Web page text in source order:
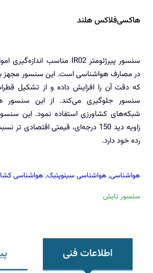
هاکسی‌فلاکس هلند
در مصارف هواشناسی است. این سنسور مجهز
که دقت آن را افزایش داده و از تشکیل
سنسور جلوگیری می‌کند. از این سنسور
شبکه‌های کشاورزی استفاده نمود. این
زاویه دید 150 درجه‌ای، قیمتی
رده خود دارد.
هواشناسی, هواشناسی سینوپتیک, هواشناسی
سنسور تابش
اطلاعات فنی